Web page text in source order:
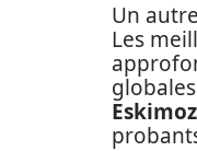
Un
Les
Eskimoz